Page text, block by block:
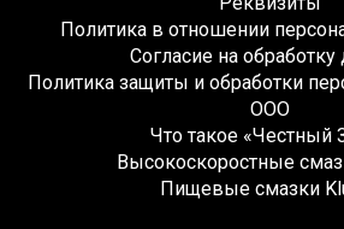
Политика в отношении
Согласие на
Политика защиты и обработки
ООО
Что такое «Честный
Высокоскоростные
Пищевые смазки